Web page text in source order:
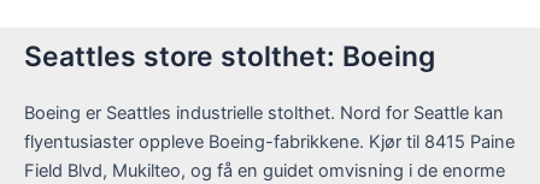
Seattles store stolthet: Boeing
Boeing er Seattles industrielle stolthet. Nord for Seattle kan
flyentusiaster oppleve Boeing-fabrikkene. Kjør til 8415 Paine
Field Blvd, Mukilteo, og få en guidet omvisning i de enorme